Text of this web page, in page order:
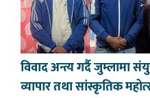
विवाद अन्त्य गर्दै जुम्लामा
व्यापार तथा सांस्कृतिक